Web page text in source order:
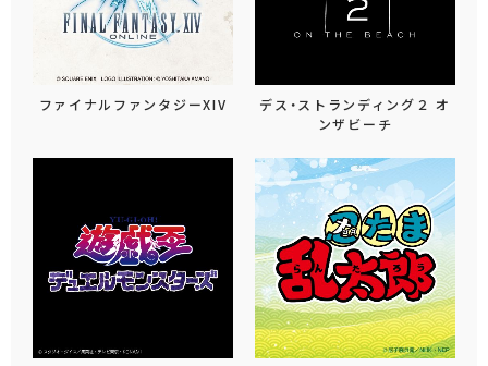
ファイナルファンタジーXIV
デス・ストランディング２ オ
ンザビーチ